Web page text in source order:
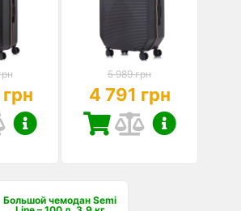
5 989 грн
4 791 грн
Большой чемодан Semi